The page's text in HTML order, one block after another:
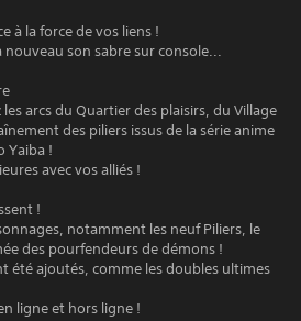
à la force de vos liens !
nouveau son sabre sur console...
arcs du Quartier des plaisirs, du Village
des piliers issus de la série anime
Yaiba !
avec vos alliés !
!
notamment les neuf Piliers, le
des pourfendeurs de démons !
été ajoutés, comme les doubles ultimes
ligne et hors ligne !